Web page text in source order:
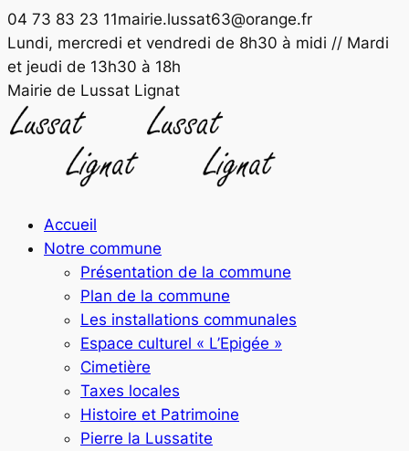
Aller
au
contenu
04 73 83 23 11mairie.lussat63@orange.fr
Facebook
page
opens
in
new
Lundi, mercredi et vendredi de 8h30 à midi // Mardi
et jeudi de 13h30 à 18h
Mairie de Lussat Lignat
Accueil
Notre commune
Présentation de la commune
Plan de la commune
Les installations communales
Espace culturel « L’Epigée »
Cimetière
Taxes locales
Histoire et Patrimoine
Pierre la Lussatite
Panneau de gestion des cookies